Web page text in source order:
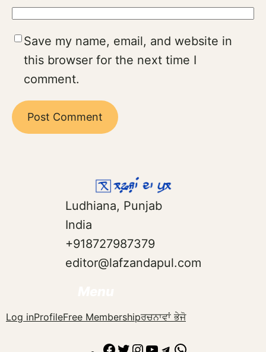
Save my name, email, and website in
this browser for the next time I
comment.
Ludhiana, Punjab
India
+918727987379
editor@lafzandapul.com
Log inProfileFree Membershipਰਚਨਾਵਾਂ ਭੇਜੋ